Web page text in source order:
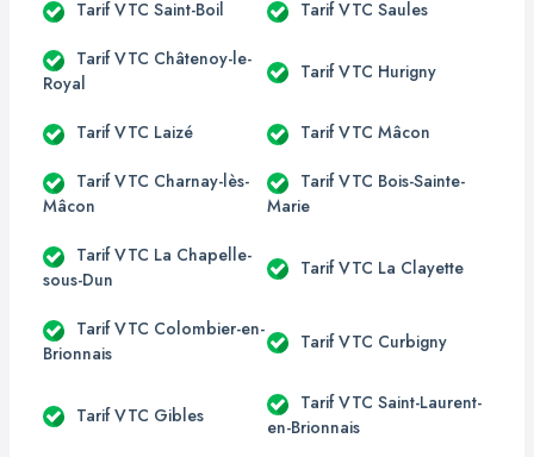
Tarif VTC Saint-Boil Tarif VTC Saules
Tarif VTC Châtenoy-le-
Royal
Tarif VTC Hurigny
Tarif VTC Laizé Tarif VTC Mâcon
Tarif VTC Charnay-lès-
Mâcon
Tarif VTC Bois-Sainte-
Marie
Tarif VTC La Chapelle-
sous-Dun
Tarif VTC La Clayette
Tarif VTC Colombier-en-
Brionnais
Tarif VTC Curbigny
Tarif VTC Gibles
Tarif VTC Saint-Laurent-
en-Brionnais